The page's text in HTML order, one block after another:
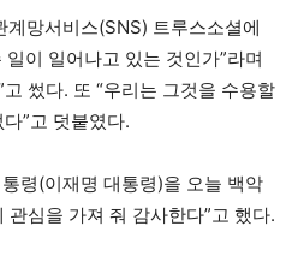
망서비스(SNS) 트루스소셜에
이 일어나고 있는 것인가”라며
썼다. 또 “우리는 그것을 수용할
”고 덧붙였다.
령(이재명 대통령)을 오늘 백악
관심을 가져 줘 감사한다”고 했다.